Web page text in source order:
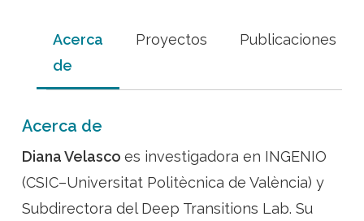
Acerca
de
Proyectos Publicaciones
Acerca de
Diana Velasco es investigadora en INGENIO
(CSIC–Universitat Politècnica de València) y
Subdirectora del Deep Transitions Lab. Su